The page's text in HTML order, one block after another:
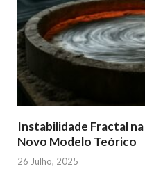
Instabilidade Fractal
Novo Modelo Teórico
26 Julho, 2025